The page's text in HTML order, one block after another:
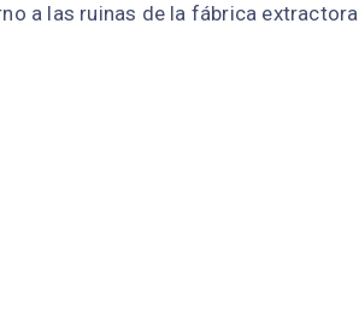
a las ruinas de la fábrica extractora